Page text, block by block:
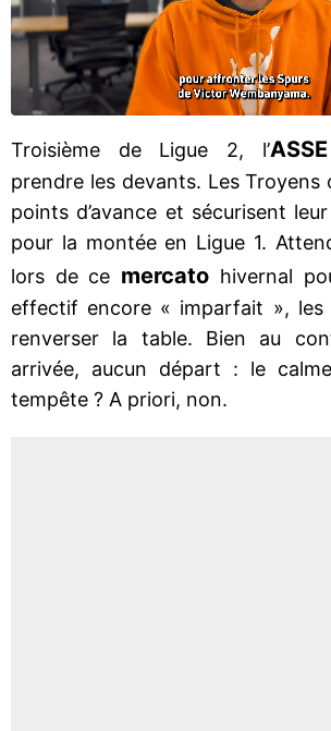
Troisième de Ligue 2, l’ASSE
prendre les devants. Les Troyens
points d’avance et sécurisent
pour la montée en Ligue 1.
lors de ce mercato hivernal
effectif encore « imparfait », les
renverser la table. Bien au
arrivée, aucun départ : le
tempête ? A priori, non.